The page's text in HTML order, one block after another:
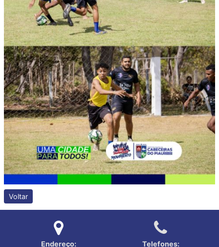
Voltar
Endereço: Telefones: